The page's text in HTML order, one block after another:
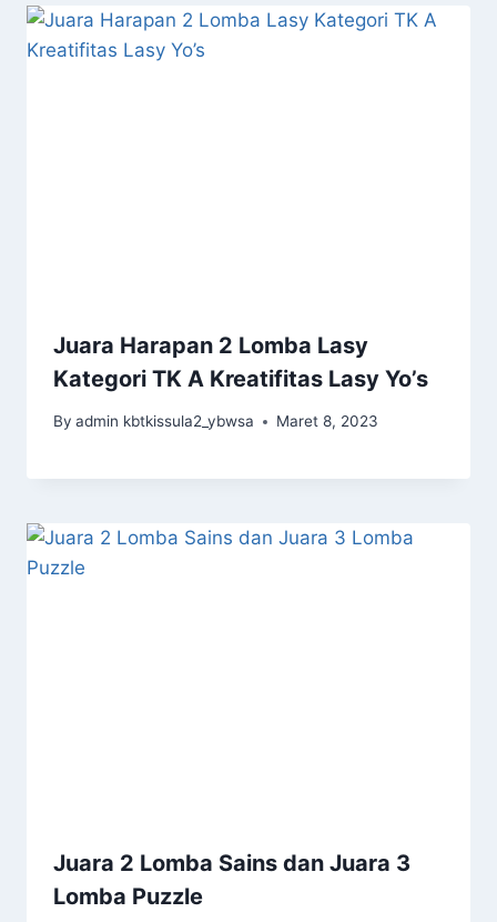
Juara Harapan 2 Lomba Lasy
Kategori TK A Kreatifitas Lasy Yo’s
By admin kbtkissula2_ybwsa Maret 8, 2023
Juara 2 Lomba Sains dan Juara 3
Lomba Puzzle